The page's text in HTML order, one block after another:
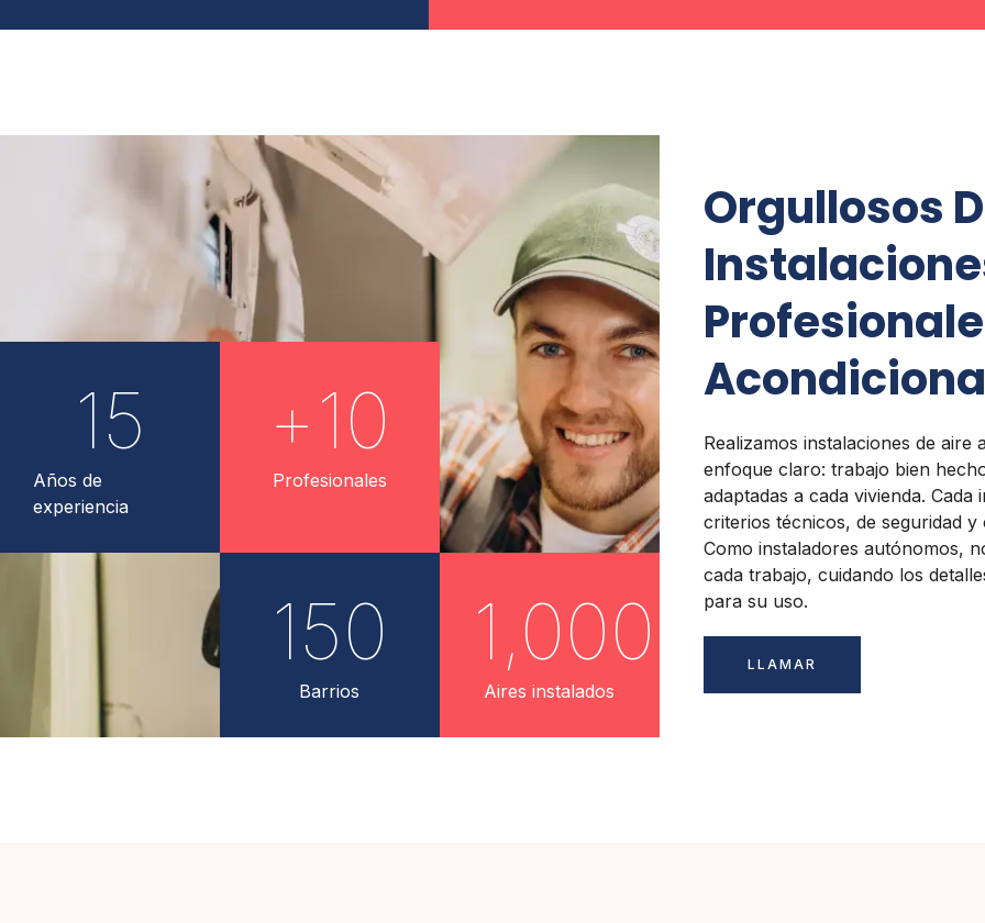
Años de
experiencia
15
Profesionales
+10
Barrios
150
Aires instalados
1,000
Orgullosos
Realizamos instalaciones de
enfoque claro: trabajo bien
adaptadas a cada vivienda.
criterios técnicos, de seguridad
Como instaladores autónomos,
cada trabajo, cuidando los
para su uso.
LLAMAR